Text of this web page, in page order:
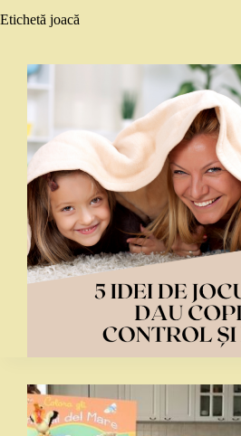
Etichetă joacă